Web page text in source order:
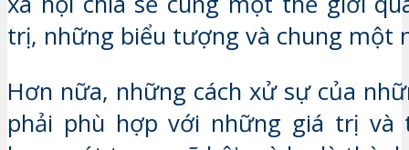
trị, những biểu tượng và chung một
Hơn nữa, những cách xử sự của
phải phù hợp với những giá trị và